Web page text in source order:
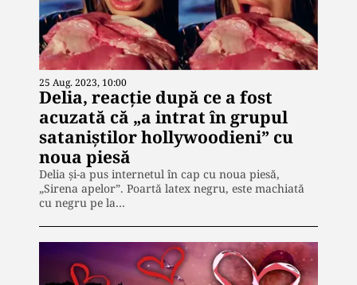
25 Aug. 2023, 10:00
Delia, reacție după ce a fost
acuzată că „a intrat în grupul
sataniștilor hollywoodieni” cu
noua piesă
Delia și-a pus internetul în cap cu noua piesă,
„Sirena apelor”. Poartă latex negru, este machiată
cu negru pe la…